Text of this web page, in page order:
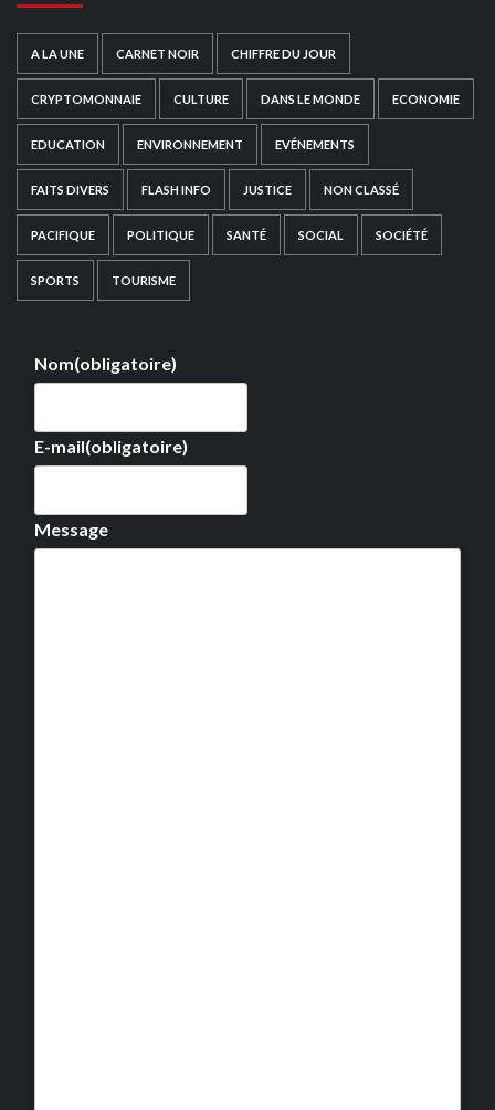
A LA UNE CARNET NOIR CHIFFRE DU JOUR
CRYPTOMONNAIE CULTURE DANS LE MONDE ECONOMIE
EDUCATION ENVIRONNEMENT EVÉNEMENTS
FAITS DIVERS FLASH INFO JUSTICE NON CLASSÉ
PACIFIQUE POLITIQUE SANTÉ SOCIAL SOCIÉTÉ
SPORTS TOURISME
Nom(obligatoire)
E-mail(obligatoire)
Message